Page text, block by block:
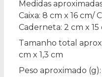
Medidas
Caixa: 8 cm x 16 cm/
Caderneta: 2 cm x 15
Tamanho total
cm x 1,3 cm
Peso aproximado